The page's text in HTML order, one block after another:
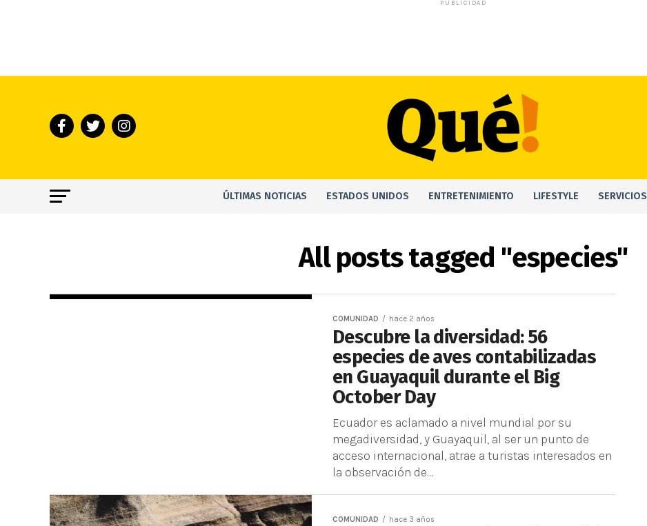
PUBLICIDAD
ÚLTIMAS NOTICIAS ESTADOS UNIDOS ENTRETENIMIENTO LIFESTYLE SERVICIOS
All posts tagged "especies"
COMUNIDAD hace 2 años
Descubre la diversidad: 56
especies de aves contabilizadas
en Guayaquil durante el Big
October Day
Ecuador es aclamado a nivel mundial por su
megadiversidad, y Guayaquil, al ser un punto de
acceso internacional, atrae a turistas interesados en
la observación de...
COMUNIDAD hace 3 años